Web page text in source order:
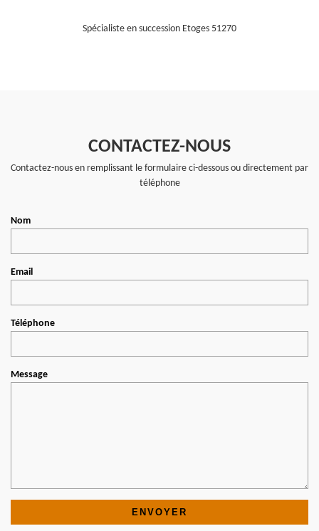
Spécialiste en succession Etoges 51270
CONTACTEZ-NOUS
Contactez-nous en remplissant le formulaire ci-dessous ou directement par
téléphone
Nom
Email
Téléphone
Message